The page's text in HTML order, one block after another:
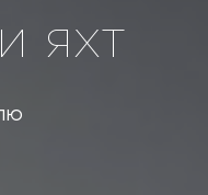
яхт